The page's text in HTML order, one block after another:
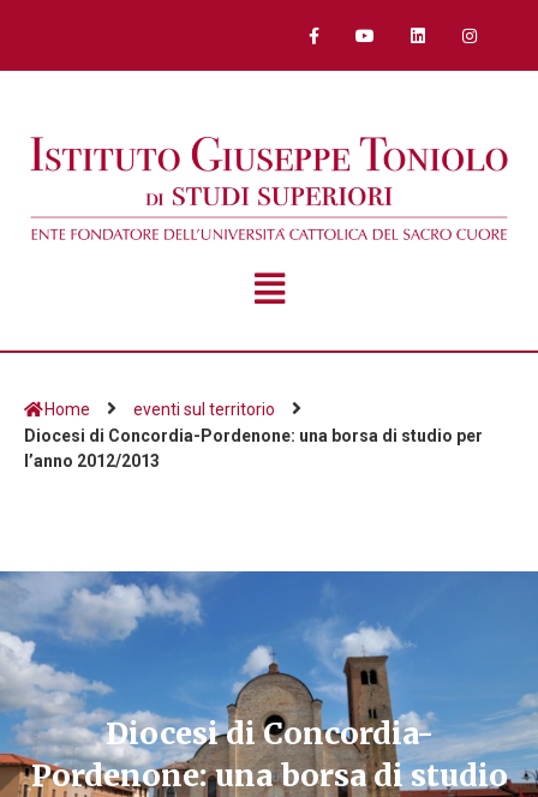
Home
eventi sul territorio
Diocesi di Concordia-Pordenone: una borsa di studio per
l’anno 2012/2013
Diocesi di Concordia-
Pordenone: una borsa di studio